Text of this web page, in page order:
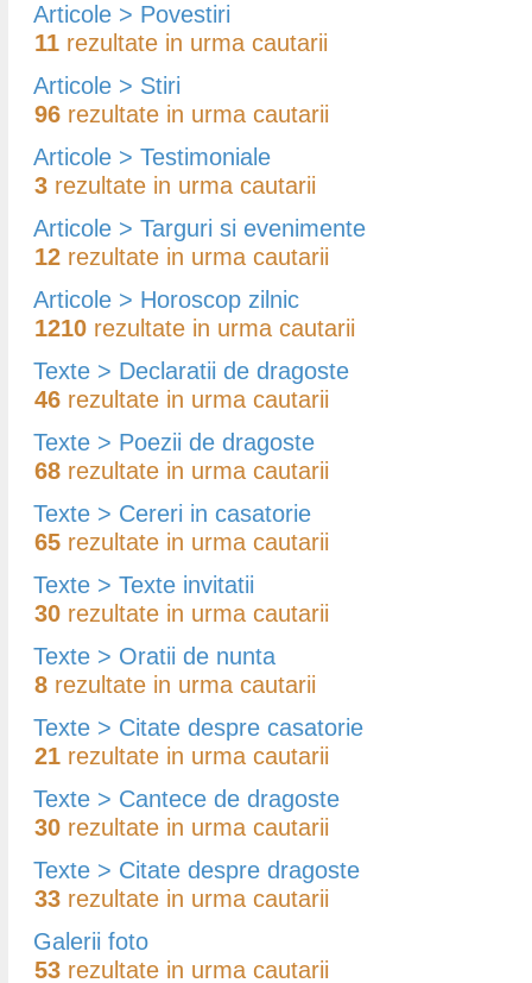
Articole > Povestiri
11 rezultate in urma cautarii
Articole > Stiri
96 rezultate in urma cautarii
Articole > Testimoniale
3 rezultate in urma cautarii
Articole > Targuri si evenimente
12 rezultate in urma cautarii
Articole > Horoscop zilnic
1210 rezultate in urma cautarii
Texte > Declaratii de dragoste
46 rezultate in urma cautarii
Texte > Poezii de dragoste
68 rezultate in urma cautarii
Texte > Cereri in casatorie
65 rezultate in urma cautarii
Texte > Texte invitatii
30 rezultate in urma cautarii
Texte > Oratii de nunta
8 rezultate in urma cautarii
Texte > Citate despre casatorie
21 rezultate in urma cautarii
Texte > Cantece de dragoste
30 rezultate in urma cautarii
Texte > Citate despre dragoste
33 rezultate in urma cautarii
Galerii foto
53 rezultate in urma cautarii